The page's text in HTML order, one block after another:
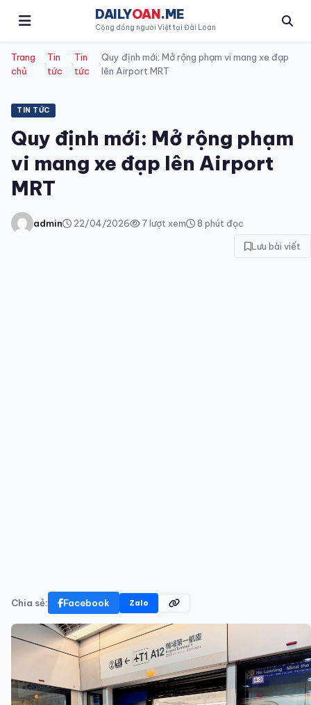
DAILYOAN.ME
Cộng đồng người Việt tại Đài Loan
Trang
chủ
›
Tin
tức
›
Tin
tức
›
Quy định mới: Mở rộng phạm vi mang xe đạp
lên Airport MRT
TIN TỨC
Quy định mới: Mở rộng phạm
vi mang xe đạp lên Airport
MRT
admin 22/04/2026 7 lượt xem 8 phút đọc
Lưu bài viết
Chia sẻ: Facebook Zalo